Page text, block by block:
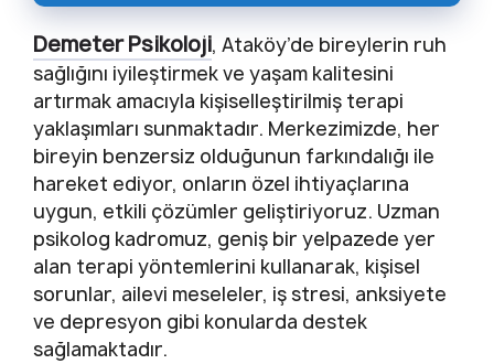
Demeter Psikoloji, Ataköy’de bireylerin ruh
sağlığını iyileştirmek ve yaşam kalitesini
artırmak amacıyla kişiselleştirilmiş terapi
yaklaşımları sunmaktadır. Merkezimizde, her
bireyin benzersiz olduğunun farkındalığı ile
hareket ediyor, onların özel ihtiyaçlarına
uygun, etkili çözümler geliştiriyoruz. Uzman
psikolog kadromuz, geniş bir yelpazede yer
alan terapi yöntemlerini kullanarak, kişisel
sorunlar, ailevi meseleler, iş stresi, anksiyete
ve depresyon gibi konularda destek
sağlamaktadır.